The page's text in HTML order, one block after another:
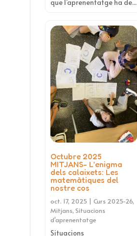
que l’aprenentatge ha de...
Octubre 2025
MITJANS- L’enigma
dels calaixets: Les
matemàtiques del
nostre cos
oct. 17, 2025 |Curs 2025-26,
Mitjans,Situacions
d'aprenentatge
Situacions